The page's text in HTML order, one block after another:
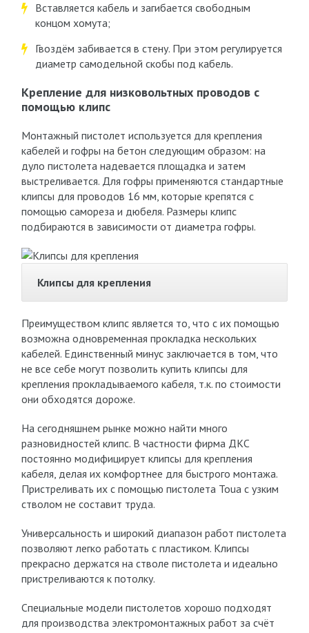
Вставляется кабель и загибается свободным
концом хомута;
Гвоздём забивается в стену. При этом регулируется
диаметр самодельной скобы под кабель.
Крепление для низковольтных проводов с
помощью клипс
Монтажный пистолет используется для крепления
кабелей и гофры на бетон следующим образом: на
дуло пистолета надевается площадка и затем
выстреливается. Для гофры применяются стандартные
клипсы для проводов 16 мм, которые крепятся с
помощью самореза и дюбеля. Размеры клипс
подбираются в зависимости от диаметра гофры.
Клипсы для крепления
Преимуществом клипс является то, что с их помощью
возможна одновременная прокладка нескольких
кабелей. Единственный минус заключается в том, что
не все себе могут позволить купить клипсы для
крепления прокладываемого кабеля, т.к. по стоимости
они обходятся дороже.
На сегодняшнем рынке можно найти много
разновидностей клипс. В частности фирма ДКС
постоянно модифицирует клипсы для крепления
кабеля, делая их комфортнее для быстрого монтажа.
Пристреливать их с помощью пистолета Toua с узким
стволом не составит труда.
Универсальность и широкий диапазон работ пистолета
позволяют легко работать с пластиком. Клипсы
прекрасно держатся на стволе пистолета и идеально
пристреливаются к потолку.
Специальные модели пистолетов хорошо подходят
для производства электромонтажных работ за счёт